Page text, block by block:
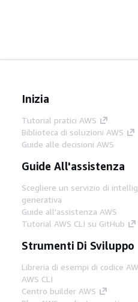
Inizia
Tutorial pratici AWS
Biblioteca di soluzioni AWS
Guide alle decisioni AWS
Guide All'assistenza
Scegliere un servizio di
generativa
Guide all'assistenza AWS
Tutorial AWS CLI su GitHub
Strumenti Di Sviluppo
Libreria di esempi di codice
AWS CLI
Centro builder AWS